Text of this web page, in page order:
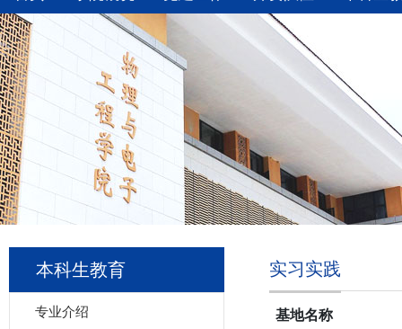
本科生教育
专业介绍
实习实践
基地名称